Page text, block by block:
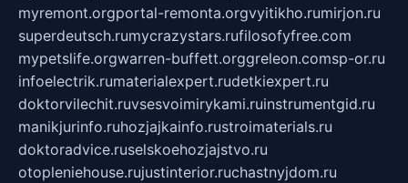
myremont.orgportal-remonta.orgvyitikho.rumirjon.ru
superdeutsch.rumycrazystars.rufilosofyfree.com
mypetslife.orgwarren-buffett.orggreleon.comsp-or.ru
infoelectrik.rumaterialexpert.rudetkiexpert.ru
doktorvilechit.ruvsesvoimirykami.ruinstrumentgid.ru
manikjurinfo.ruhozjajkainfo.rustroimaterials.ru
doktoradvice.ruselskoehozjajstvo.ru
otopleniehouse.rujustinterior.ruchastnyjdom.ru